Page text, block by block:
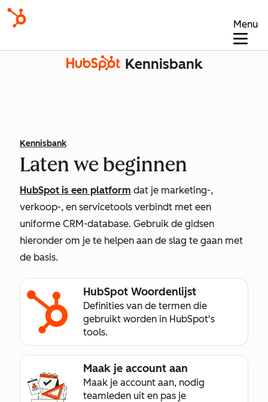
Menu
Kennisbank
Kennisbank
Laten we beginnen
HubSpot is een platform dat je marketing-,
verkoop-, en servicetools verbindt met een
uniforme CRM-database. Gebruik de gidsen
hieronder om je te helpen aan de slag te gaan met
de basis.
HubSpot Woordenlijst
Definities van de termen die
gebruikt worden in HubSpot's
tools.
Maak je account aan
Maak je account aan, nodig
teamleden uit en pas je